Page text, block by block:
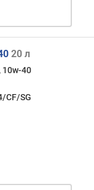
20 л
10w-40
CF/SG